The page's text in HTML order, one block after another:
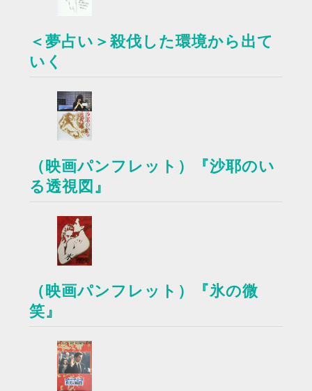
＜夢占い＞殺伐した環境から出て
いく
（映画パンフレット）『沙耶のい
る透視図』
（映画パンフレット）『氷の微
笑』